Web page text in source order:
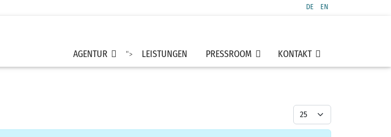
Sprache auswählen
DE EN
AGENTUR "> LEISTUNGEN PRESSROOM KONTAKT
Anzeige #